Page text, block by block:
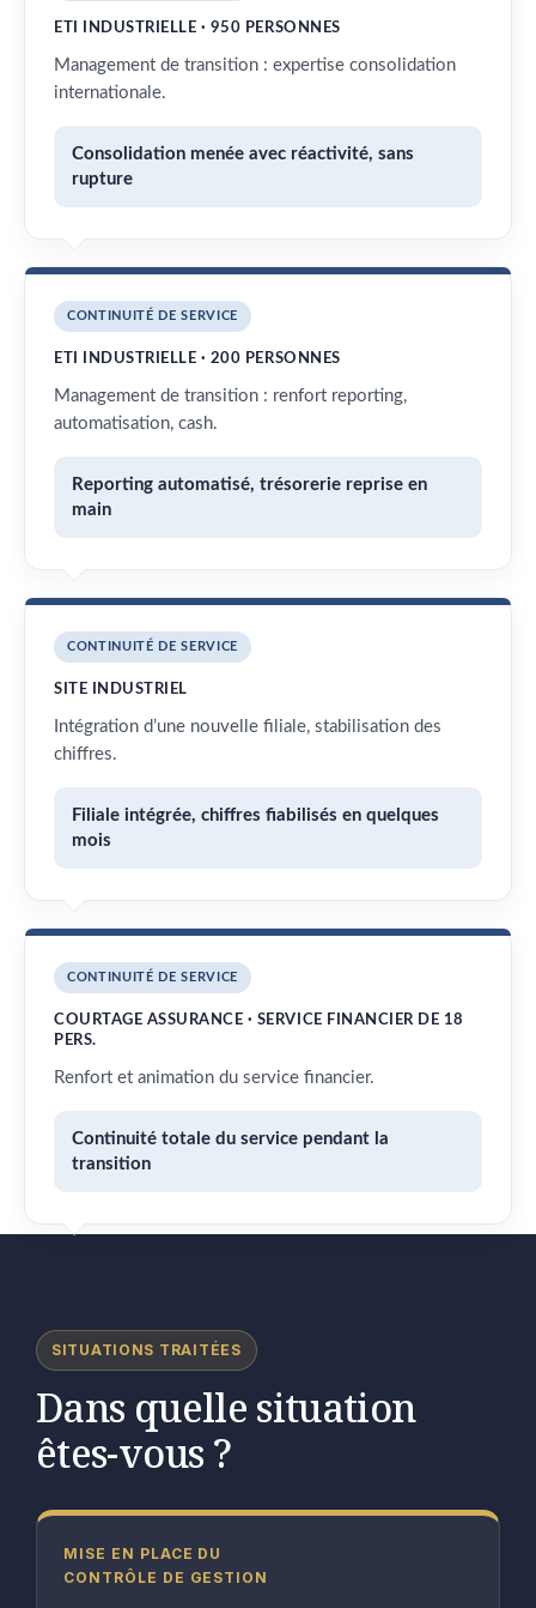
ETI INDUSTRIELLE · 950 PERSONNES
Management de transition : expertise consolidation
internationale.
Consolidation menée avec réactivité, sans
rupture
CONTINUITÉ DE SERVICE
ETI INDUSTRIELLE · 200 PERSONNES
Management de transition : renfort reporting,
automatisation, cash.
Reporting automatisé, trésorerie reprise en
main
CONTINUITÉ DE SERVICE
SITE INDUSTRIEL
Intégration d’une nouvelle filiale, stabilisation des
chiffres.
Filiale intégrée, chiffres fiabilisés en quelques
mois
CONTINUITÉ DE SERVICE
COURTAGE ASSURANCE · SERVICE FINANCIER DE 18
PERS.
Renfort et animation du service financier.
Continuité totale du service pendant la
transition
SITUATIONS TRAITÉES
Dans quelle situation
êtes-vous ?
MISE EN PLACE DU
CONTRÔLE DE GESTION